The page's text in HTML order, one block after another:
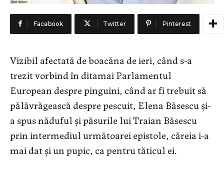
Facebook Twitter Pinterest
Vizibil afectată de boacăna de ieri, când s-a
trezit vorbind în ditamai Parlamentul
European despre pinguini, când ar fi trebuit să
pălăvrăgească despre pescuit, Elena Băsescu și-
a spus năduful și păsurile lui Traian Băsescu
prin intermediul următoarei epistole, căreia i-a
mai dat și un pupic, ca pentru tăticul ei.